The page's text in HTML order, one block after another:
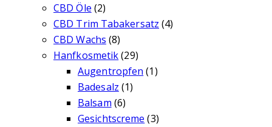
CBD Öle (2)
CBD Trim Tabakersatz (4)
CBD Wachs (8)
Hanfkosmetik(29)
Augentropfen (1)
Badesalz (1)
Balsam (6)
Gesichtscreme (3)